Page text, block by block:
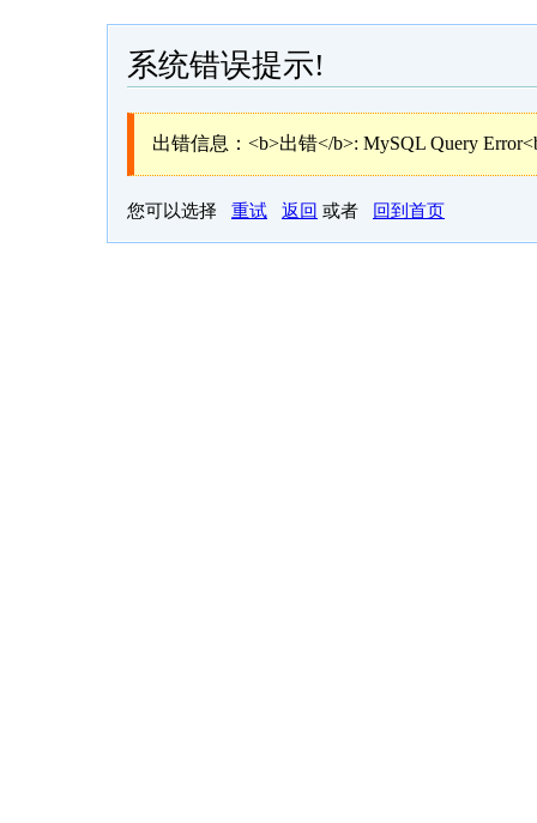
系统错误提示!
出错信息：<b>出错</b>: MySQL Query
您可以选择 重试 返回 或者 回到首页